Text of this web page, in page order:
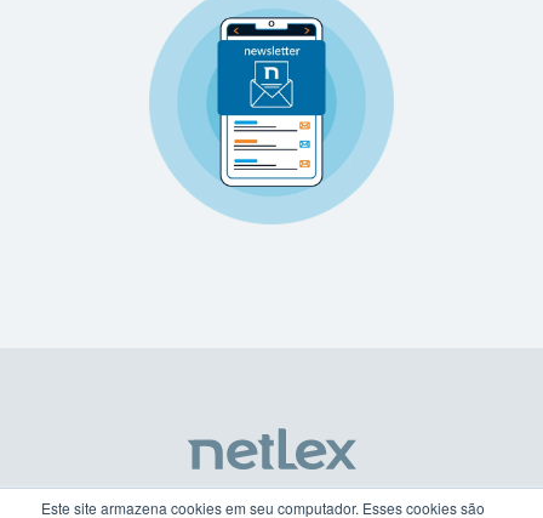
Este site armazena cookies em seu computador. Esses cookies são